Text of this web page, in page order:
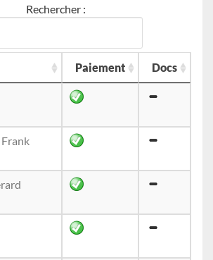
Rechercher :
Paiement Docs